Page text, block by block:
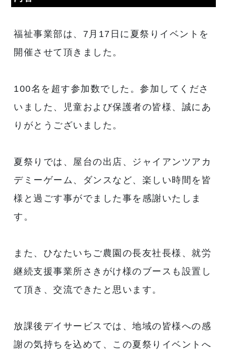
福祉事業部は、7月17日に夏祭りイベントを
開催させて頂きました。
100名を超す参加数でした。参加してくださ
いました、児童および保護者の皆様、誠にあ
りがとうございました。
夏祭りでは、屋台の出店、ジャイアンツアカ
デミーゲーム、ダンスなど、楽しい時間を皆
様と過ごす事がでました事を感謝いたしま
す。
また、ひなたいちご農園の長友社長様、就労
継続支援事業所さきがけ様のブースも設置し
て頂き、交流できたと思います。
放課後デイサービスでは、地域の皆様への感
謝の気持ちを込めて、この夏祭りイベントへ